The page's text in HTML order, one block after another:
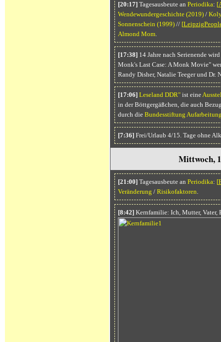
[20:17]Tagesausbeute an Periodika: [
Wendewundergeschichte (2019)/
Sonnenschein (1999)// [
Almond Mom.
[17:38]14 Jahre nach Serienende
Monk's Last Case: A Monk Movie"
Randy Disher, Natalie Teeger und
[17:06] Leseland DDR"ist eine
in der Böttgergäßchen, die auch
durch die Bundesstiftung
[7:36]Frei/Urlaub 4/15. Tage ohne
Mittwoch,
[21:00]Tagesausbeute an Periodika: [
Veränderung / Risikofaktoren.
[8:42]Kernfamilie: Ich, Mutter, Vater,